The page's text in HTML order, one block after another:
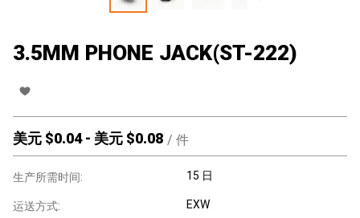
3.5MM PHONE JACK(ST-222)
美元 $0.04- 美元 $0.08 / 件
生产所需时间: 15 日
运送方式: EXW